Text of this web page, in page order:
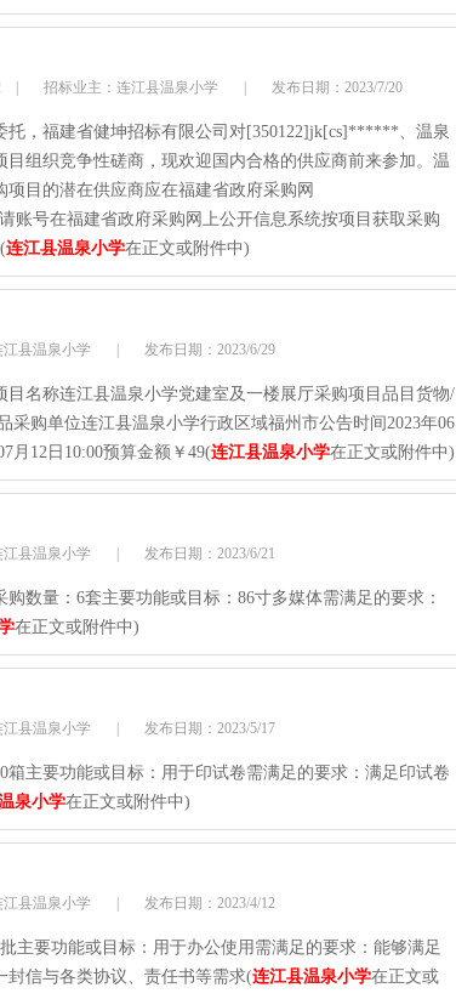
招标业主：连江县温泉小学 发布日期：2023/7/20
托，福建省健坤招标有限公司对[350122]jk[cs]******、温泉
目组织竞争性磋商，现欢迎国内合格的供应商前来参加。温
目的潜在供应商应在福建省政府采购网
账号在福建省政府采购网上公开信息系统按项目获取采购
连江县温泉小学在正文或附件中)
县温泉小学 发布日期：2023/6/29
目名称连江县温泉小学党建室及一楼展厅采购项目品目货物/
采购单位连江县温泉小学行政区域福州市公告时间2023年06
月12日10:00预算金额￥49(连江县温泉小学在正文或附件中)
县温泉小学 发布日期：2023/6/21
数量：6套主要功能或目标：86寸多媒体需满足的要求：
在正文或附件中)
县温泉小学 发布日期：2023/5/17
箱主要功能或目标：用于印试卷需满足的要求：满足印试卷
泉小学在正文或附件中)
县温泉小学 发布日期：2023/4/12
主要功能或目标：用于办公使用需满足的要求：能够满足
封信与各类协议、责任书等需求(连江县温泉小学在正文或